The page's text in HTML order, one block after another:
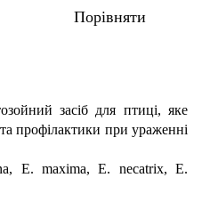
Порівняти
засіб для птиці, яке
профілактики при ураженні
E. maxima, E. necatrix, E.